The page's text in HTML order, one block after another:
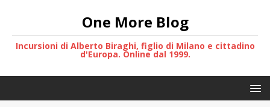
One More Blog
Incursioni di Alberto Biraghi, figlio di Milano e cittadino
d'Europa. Online dal 1999.